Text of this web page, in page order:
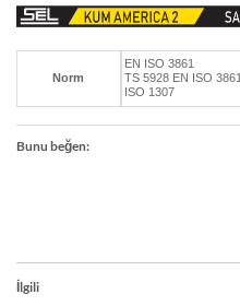
Norm
EN ISO 3861
TS 5928 EN ISO 3861
ISO 1307
Bunu beğen:
İlgili